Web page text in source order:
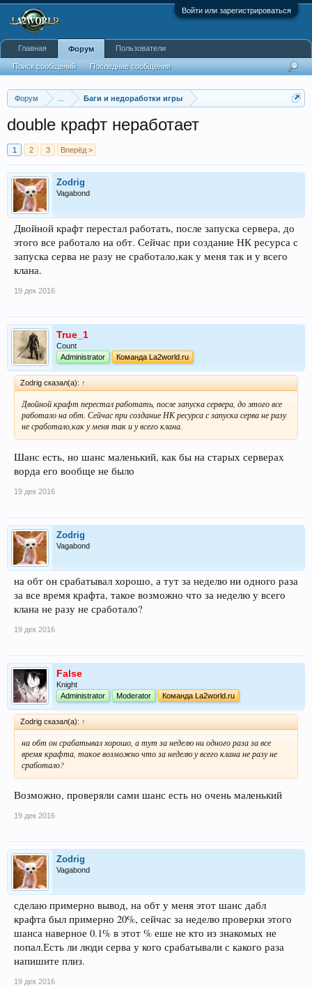
Войти или зарегистрироваться
Форум Баги и недоработки игры
double крафт неработает
1 2 3 Вперёд >
Zodrig
Vagabond
Двойной крафт перестал работать, после запуска сервера, до
этого все работало на обт. Сейчас при создание НК ресурса с
запуска серва не разу не сработало,как у меня так и у всего
клана.
19 дек 2016
True_1
Count
Administrator
Команда La2world.ru
Zodrig сказал(а): ↑
Двойной крафт перестал работать, после запуска сервера, до этого все
работало на обт. Сейчас при создание НК ресурса с запуска серва не разу
не сработало,как у меня так и у всего клана.
Шанс есть, но шанс маленький, как бы на старых серверах
ворда его вообще не было
19 дек 2016
Zodrig
Vagabond
на обт он срабатывал хорошо, а тут за неделю ни одного раза
за все время крафта, такое возможно что за неделю у всего
клана не разу не сработало?
19 дек 2016
False
Knight
Administrator
Moderator Команда La2world.ru
Zodrig сказал(а): ↑
на обт он срабатывал хорошо, а тут за неделю ни одного раза за все
время крафта, такое возможно что за неделю у всего клана не разу не
сработало?
Возможно, проверяли сами шанс есть но очень маленький
19 дек 2016
Zodrig
Vagabond
сделаю примерно вывод, на обт у меня этот шанс дабл
крафта был примерно 20%, сейчас за неделю проверки этого
шанса наверное 0.1% в этот % еше не кто из знакомых не
попал.Есть ли люди серва у кого срабатывали с какого раза
напишите плиз.
19 дек 2016
Главная Форум
Поиск сообщений Последние сообщения
Пользователи